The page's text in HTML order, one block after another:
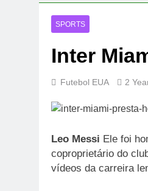
SPORTS
Inter
Futebol EUA 2
Leo Messi Ele foi
coproprietário do
vídeos da carreira